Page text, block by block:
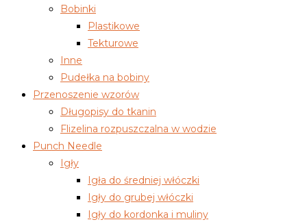
Bobinki
Plastikowe
Tekturowe
Inne
Pudełka na bobiny
Przenoszenie wzorów
Długopisy do tkanin
Flizelina rozpuszczalna w wodzie
Punch Needle
Igły
Igła do średniej włóczki
Igły do grubej włóczki
Igły do kordonka i muliny